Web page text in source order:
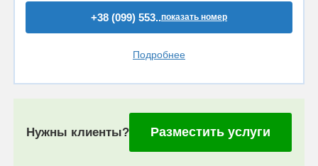
+38 (099) 553..показать номер
Подробнее
Нужны клиенты? Разместить услуги